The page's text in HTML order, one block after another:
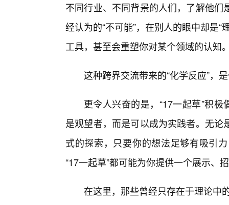
不同行业、不同背景的人们，了解他
经认为的“不可能”，在别人的眼中却是
工具，甚至会重塑你对某个领域的认知
这种跨界交流带来的“化学反应”，
更令人兴奋的是，“17一起草”积
是观望者，而是可以成为实践者。无
式的探索，只要你的想法足够有吸引
“17一起草”都可能为你提供一个展示、
在这里，那些曾经只存在于理论中